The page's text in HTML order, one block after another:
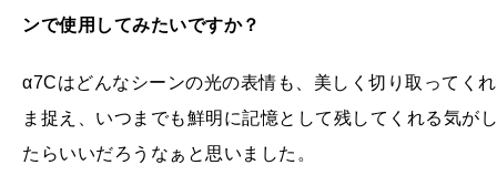
ンで使用してみたいですか？
α7Cはどんなシーンの光の表情も、美しく切り取ってく
ま捉え、いつまでも鮮明に記憶として残してくれる気が
たらいいだろうなぁと思いました。